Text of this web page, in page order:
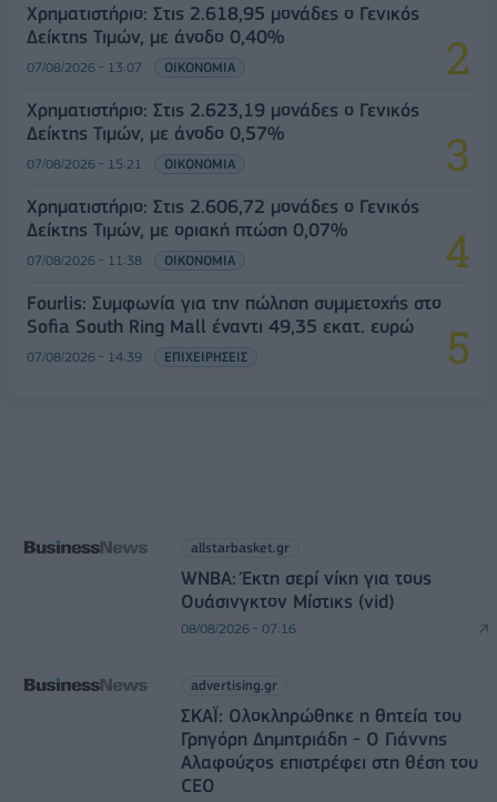
Χρηματιστήριο: Στις 2.618,95 μονάδες ο Γενικός
Δείκτης Τιμών, με άνοδο 0,40%
07/08/2026 - 13:07 ΟΙΚΟΝΟΜΙΑ
Χρηματιστήριο: Στις 2.623,19 μονάδες ο Γενικός
Δείκτης Τιμών, με άνοδο 0,57%
07/08/2026 - 15:21 ΟΙΚΟΝΟΜΙΑ
Χρηματιστήριο: Στις 2.606,72 μονάδες ο Γενικός
Δείκτης Τιμών, με οριακή πτώση 0,07%
07/08/2026 - 11:38 ΟΙΚΟΝΟΜΙΑ
Fourlis: Συμφωνία για την πώληση συμμετοχής στο
Sofia South Ring Mall έναντι 49,35 εκατ. ευρώ
07/08/2026 - 14:39 ΕΠΙΧΕΙΡΗΣΕΙΣ
allstarbasket.gr
WNBA: Έκτη σερί νίκη για τους
Ουάσινγκτον Μίστικς (vid)
08/08/2026 - 07:16
advertising.gr
ΣΚΑΪ: Ολοκληρώθηκε η θητεία του
Γρηγόρη Δημητριάδη - Ο Γιάννης
Αλαφούζος επιστρέφει στη θέση του
CEO